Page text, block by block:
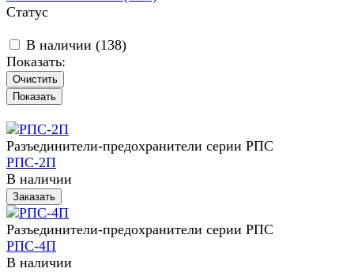
Статус
В наличии (138)
Показать:
Очистить
Разъединители-предохранители серии РПС
РПС-2П
В наличии
Заказать
Разъединители-предохранители серии РПС
РПС-4П
В наличии